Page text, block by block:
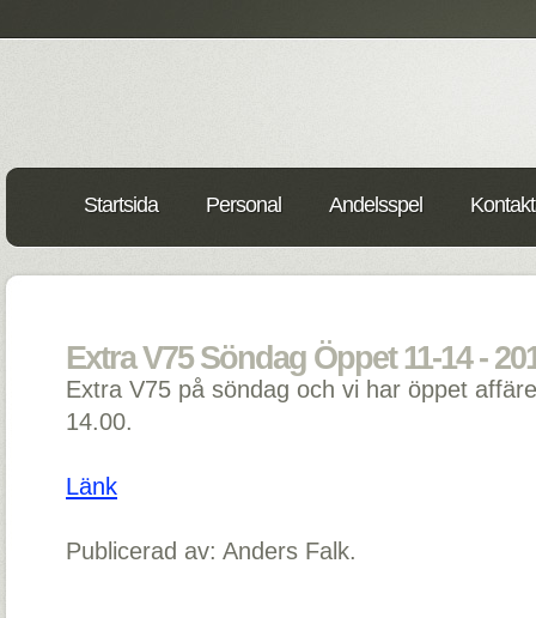
Startsida Personal Andelsspel
Extra V75 Söndag Öppet 11-14 -
Extra V75 på söndag och vi har öppet
14.00.
Länk
Publicerad av: Anders Falk.